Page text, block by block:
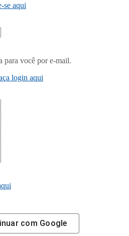
se aqui
para você por e-mail.
login aqui
com Google